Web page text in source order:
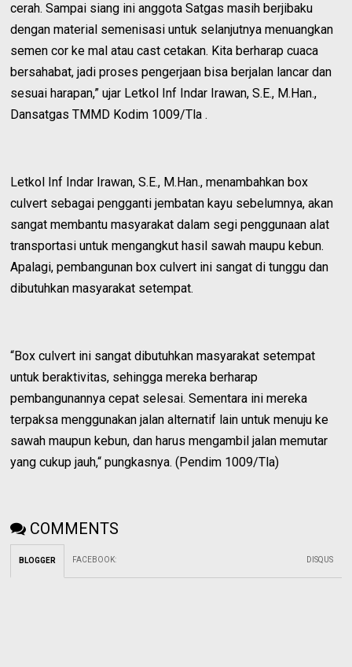
cerah. Sampai siang ini anggota Satgas masih berjibaku
dengan material semenisasi untuk selanjutnya menuangkan
semen cor ke mal atau cast cetakan. Kita berharap cuaca
bersahabat, jadi proses pengerjaan bisa berjalan lancar dan
sesuai harapan,” ujar Letkol Inf Indar Irawan, S.E., M.Han.,
Dansatgas TMMD Kodim 1009/Tla .
Letkol Inf Indar Irawan, S.E., M.Han., menambahkan box
culvert sebagai pengganti jembatan kayu sebelumnya, akan
sangat membantu masyarakat dalam segi penggunaan alat
transportasi untuk mengangkut hasil sawah maupu kebun.
Apalagi, pembangunan box culvert ini sangat di tunggu dan
dibutuhkan masyarakat setempat.
“Box culvert ini sangat dibutuhkan masyarakat setempat
untuk beraktivitas, sehingga mereka berharap
pembangunannya cepat selesai. Sementara ini mereka
terpaksa menggunakan jalan alternatif lain untuk menuju ke
sawah maupun kebun, dan harus mengambil jalan memutar
yang cukup jauh,“ pungkasnya. (Pendim 1009/Tla)
COMMENTS
BLOGGER FACEBOOK: DISQUS